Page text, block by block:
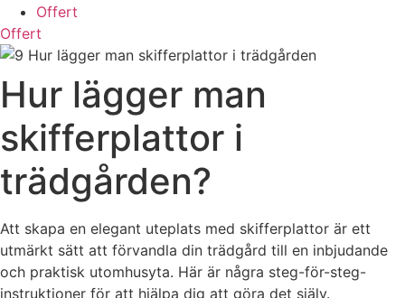
Offert
Offert
Hur lägger man
skifferplattor i
trädgården?
Att skapa en elegant uteplats med skifferplattor är ett
utmärkt sätt att förvandla din trädgård till en inbjudande
och praktisk utomhusyta. Här är några steg-för-steg-
instruktioner för att hjälpa dig att göra det själv.